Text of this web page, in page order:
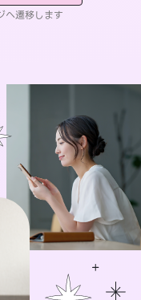
へ遷移します